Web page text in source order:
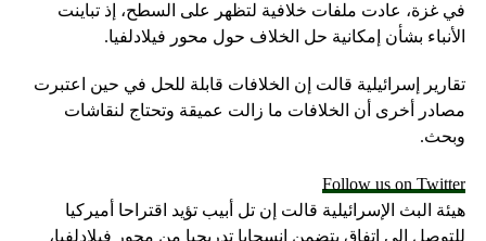
في غزة، عادت ملفات خلافية لتظهر على السطح، إذ تباينت
الأنباء بشأن إمكانية حل الخلاف حول محور فيلادلفيا.
تقارير إسرائيلية قالت إن الخلافات قابلة للحل في حين اعتبرت
مصادر أخرى أن الخلافات ما زالت عميقة وتحتاج لنقاشات
وبحث.
Follow us on Twitter
هيئة البث الإسرائيلية قالت إن تل أبيب تؤيد اقتراحا أميركيا
للتوصل إلى اتفاق يتضمن انسحابا تدريجيا من محور فيلادلفيا،